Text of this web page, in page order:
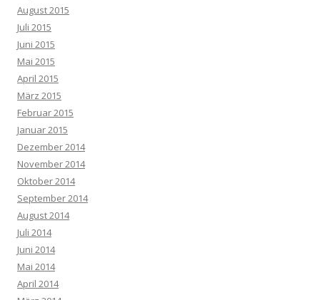
August 2015
Juli 2015
Juni 2015
Mai 2015
April 2015
März 2015
Februar 2015
Januar 2015
Dezember 2014
November 2014
Oktober 2014
September 2014
August 2014
Juli 2014
Juni 2014
Mai 2014
April 2014